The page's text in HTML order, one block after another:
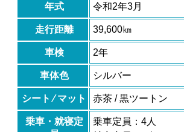
年式 令和2年3月
走行距離 39,600㎞
車検 2年
車体色 シルバー
シート ⁄ マット 赤茶 / 黒ツートン
乗車・就寝定
乗車定員：4人